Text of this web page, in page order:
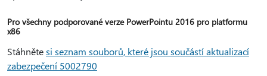
Pro všechny podporované verze PowerPointu 2016 pro platformu
x86
Stáhnětesi seznam souborů, které jsou součástí aktualizací
zabezpečení 5002790